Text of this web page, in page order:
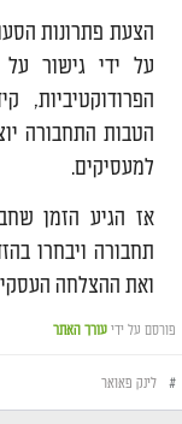
הצעת פתרונות
על ידי גישור
הפרודוקטיביות,
למעסיקים.
אז הגיע הזמן
תחבורה ויבחרו
ואת ההצלחה
פורסם על ידי עורך האתר
# לינק פאואר